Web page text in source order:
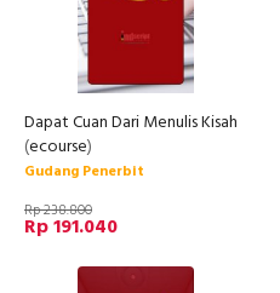
Dapat Cuan Dari Menulis Kisah
(ecourse)
Gudang Penerbit
Rp 238.800
Rp 191.040